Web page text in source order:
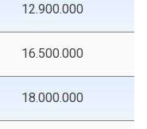
12.900.000
16.500.000
18.000.000